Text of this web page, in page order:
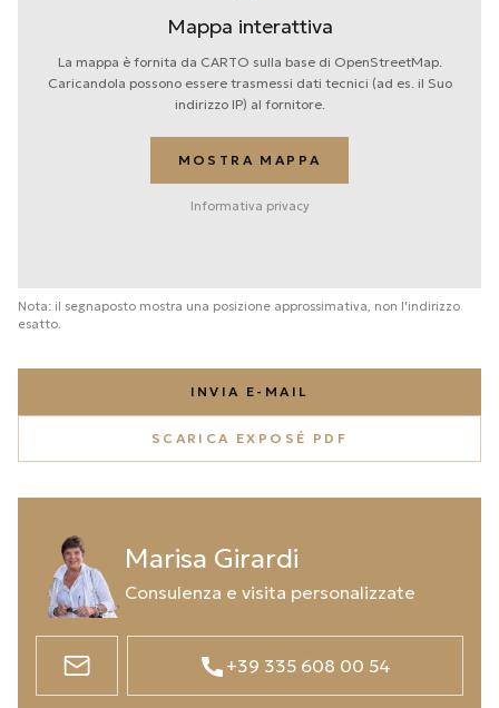
Mappa interattiva
La mappa è fornita da CARTO sulla base di OpenStreetMap.
Caricandola possono essere trasmessi dati tecnici (ad es. il Suo
indirizzo IP) al fornitore.
MOSTRA MAPPA
Informativa privacy
Nota: il segnaposto mostra una posizione approssimativa, non l'indirizzo
esatto.
INVIA E-MAIL
SCARICA EXPOSÉ PDF
Marisa Girardi
Consulenza e visita personalizzate
+39 335 608 00 54